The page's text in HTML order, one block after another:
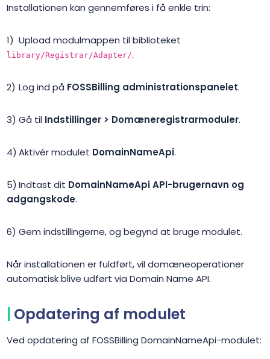
Installationen kan gennemføres i få enkle trin:
Upload modulmappen til biblioteket
library/Registrar/Adapter/.
Log ind på FOSSBilling administrationspanelet.
Gå til Indstillinger > Domæneregistrarmoduler.
Aktivér modulet DomainNameApi.
Indtast dit DomainNameApi API-brugernavn og
adgangskode.
Gem indstillingerne, og begynd at bruge modulet.
Når installationen er fuldført, vil domæneoperationer
automatisk blive udført via Domain Name API.
Opdatering af modulet
Ved opdatering af FOSSBilling DomainNameApi-modulet: